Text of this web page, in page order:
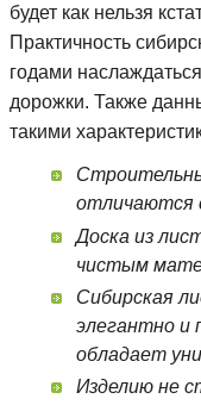
будет как нельзя
Практичность
годами
дорожки. Также
такими
отличаются
Доска из
чистым
Сибирская
элегантно и
обладает
Изделию не